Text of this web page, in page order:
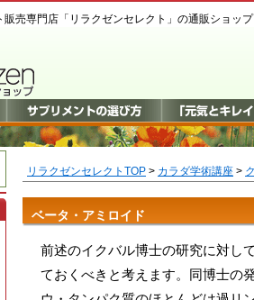
リラクゼンセレクトTOP > カラダ学術講座 >
ベータ・アミロイド
前述のイクバル博士の研究に対し
ておくべきと考えます。同博士の
売専門店「リラクゼンセレクト」の通販ショップ